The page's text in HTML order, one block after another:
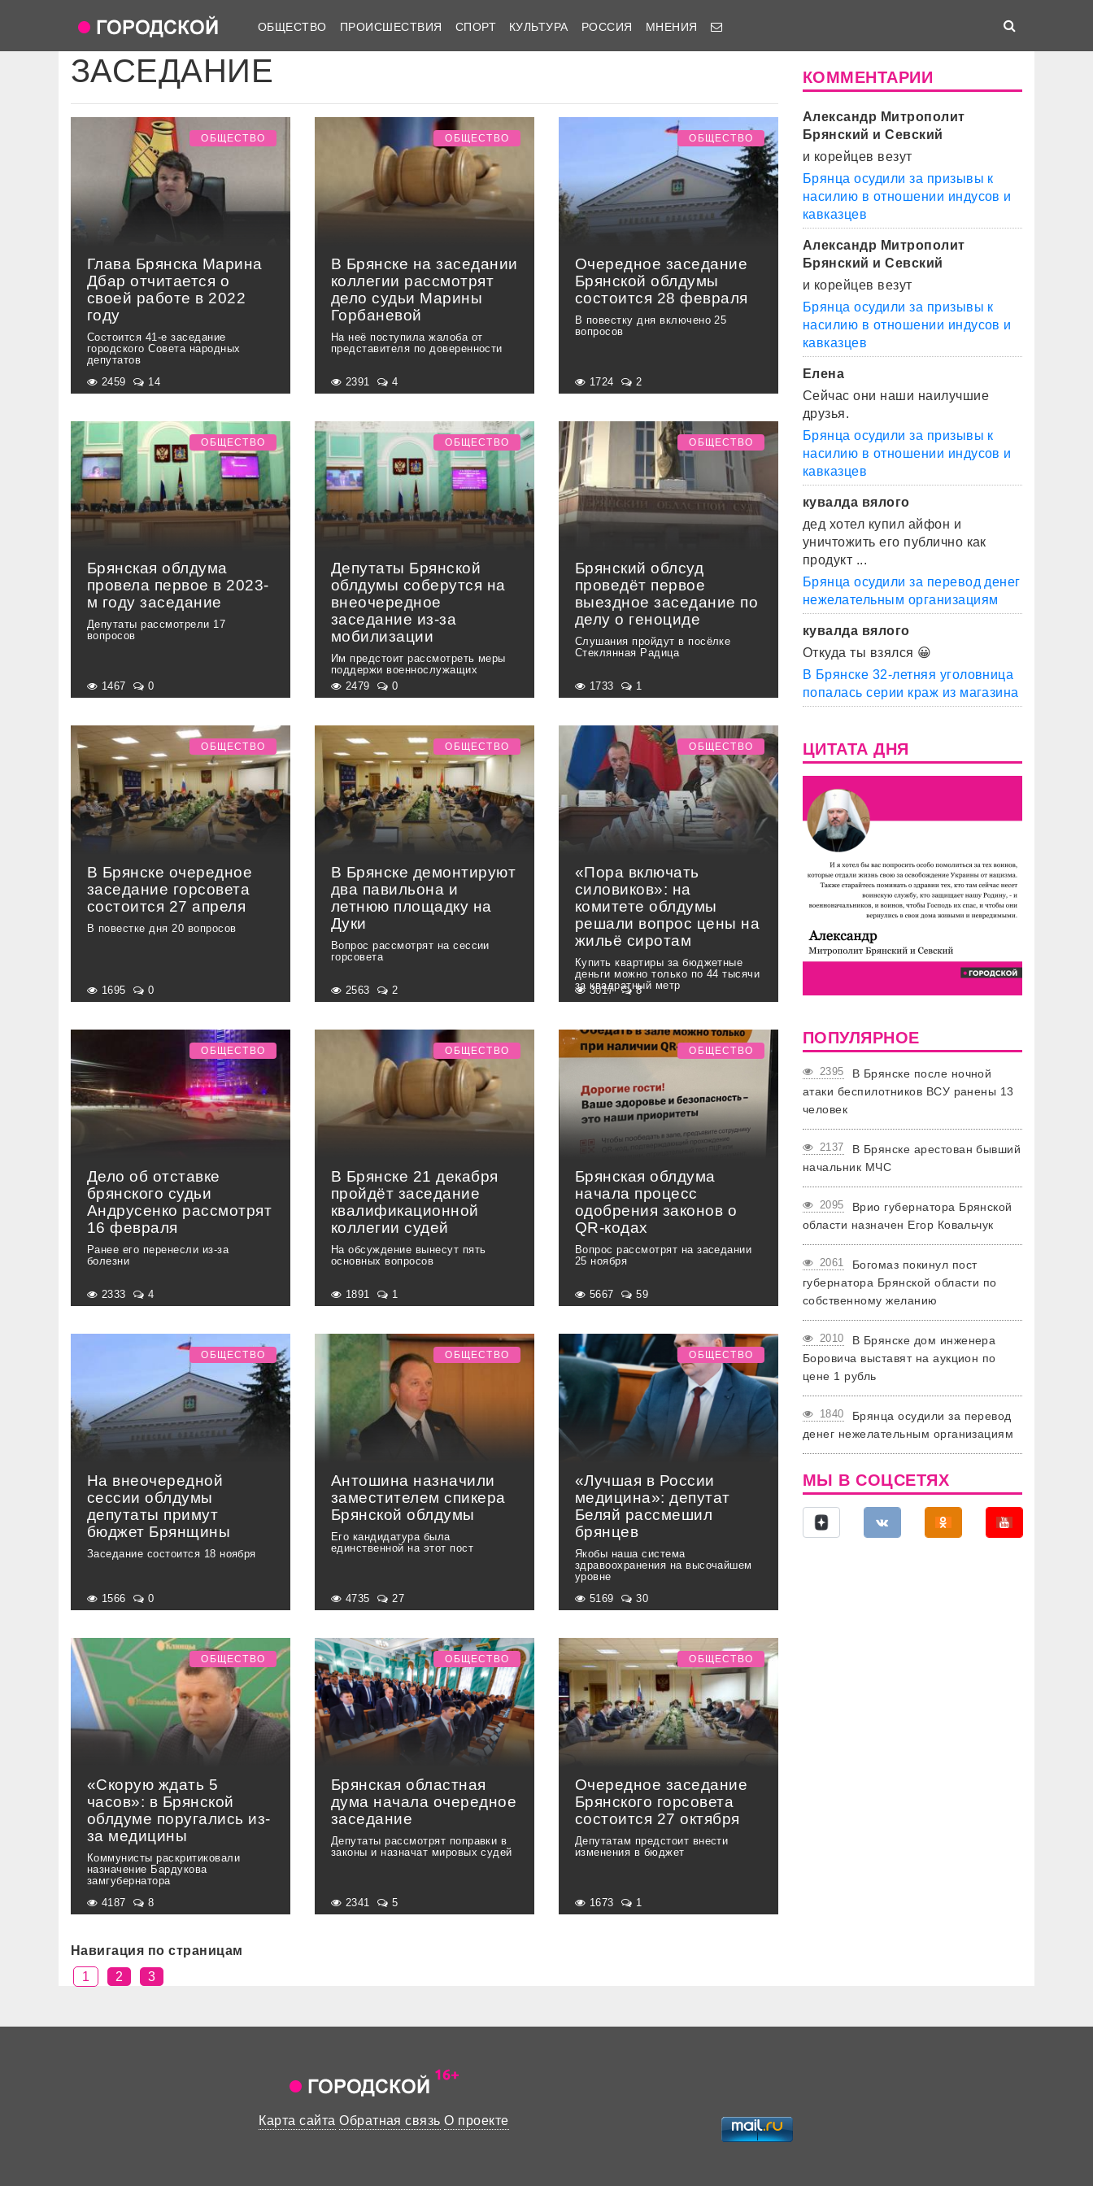
ОБЩЕСТВО ПРОИСШЕСТВИЯ СПОРТ КУЛЬТУРА РОССИЯ МНЕНИЯ
ЗАСЕДАНИЕ
Глава Брянска Марина
Дбар отчитается о
своей работе в 2022
году
Состоится 41-е заседание
городского Совета народных
депутатов
ОБЩЕСТВО
2459 14
В Брянске на заседании
коллегии рассмотрят
дело судьи Марины
Горбаневой
На неё поступила жалоба от
представителя по доверенности
ОБЩЕСТВО
2391 4
Очередное заседание
Брянской облдумы
состоится 28 февраля
В повестку дня включено 25
вопросов
ОБЩЕСТВО
1724 2
Брянская облдума
провела первое в 2023-
м году заседание
Депутаты рассмотрели 17
вопросов
ОБЩЕСТВО
1467 0
Депутаты Брянской
облдумы соберутся на
внеочередное
заседание из-за
мобилизации
Им предстоит рассмотреть меры
поддержи военнослужащих
ОБЩЕСТВО
2479 0
Брянский облсуд
проведёт первое
выездное заседание по
делу о геноциде
Слушания пройдут в посёлке
Стеклянная Радица
ОБЩЕСТВО
1733 1
В Брянске очередное
заседание горсовета
состоится 27 апреля
В повестке дня 20 вопросов
ОБЩЕСТВО
1695 0
В Брянске демонтируют
два павильона и
летнюю площадку на
Дуки
Вопрос рассмотрят на сессии
горсовета
ОБЩЕСТВО
2563 2
«Пора включать
силовиков»: на
комитете облдумы
решали вопрос цены на
жильё сиротам
Купить квартиры за бюджетные
деньги можно только по 44 тысячи
за квадратный метр
ОБЩЕСТВО
3017 8
Дело об отставке
брянского судьи
Андрусенко рассмотрят
16 февраля
Ранее его перенесли из-за
болезни
ОБЩЕСТВО
2333 4
В Брянске 21 декабря
пройдёт заседание
квалификационной
коллегии судей
На обсуждение вынесут пять
основных вопросов
ОБЩЕСТВО
1891 1
Брянская облдума
начала процесс
одобрения законов о
QR-кодах
Вопрос рассмотрят на заседании
25 ноября
ОБЩЕСТВО
5667 59
На внеочередной
сессии облдумы
депутаты примут
бюджет Брянщины
Заседание состоится 18 ноября
ОБЩЕСТВО
1566 0
Антошина назначили
заместителем спикера
Брянской облдумы
Его кандидатура была
единственной на этот пост
ОБЩЕСТВО
4735 27
«Лучшая в России
медицина»: депутат
Беляй рассмешил
брянцев
Якобы наша система
здравоохранения на высочайшем
уровне
ОБЩЕСТВО
5169 30
«Скорую ждать 5
часов»: в Брянской
облдуме поругались из-
за медицины
Коммунисты раскритиковали
назначение Бардукова
замгубернатора
ОБЩЕСТВО
4187 8
Брянская областная
дума начала очередное
заседание
Депутаты рассмотрят поправки в
законы и назначат мировых судей
ОБЩЕСТВО
2341 5
Очередное заседание
Брянского горсовета
состоится 27 октября
Депутатам предстоит внести
изменения в бюджет
ОБЩЕСТВО
1673 1
Навигация по страницам
1
2 3
КОММЕНТАРИИ
Александр Митрополит
Брянский и Севский
и корейцев везут
Брянца осудили за призывы к
насилию в отношении индусов и
кавказцев
Александр Митрополит
Брянский и Севский
и корейцев везут
Брянца осудили за призывы к
насилию в отношении индусов и
кавказцев
Елена
Сейчас они наши наилучшие
друзья.
Брянца осудили за призывы к
насилию в отношении индусов и
кавказцев
кувалда вялого
дед хотел купил айфон и
уничтожить его публично как
продукт ...
Брянца осудили за перевод денег
нежелательным организациям
кувалда вялого
Откуда ты взялся 😀
В Брянске 32-летняя уголовница
попалась серии краж из магазина
ЦИТАТА ДНЯ
ПОПУЛЯРНОЕ
2395
В Брянске после ночной
атаки беспилотников ВСУ ранены 13
человек
2137
В Брянске арестован бывший
начальник МЧС
2095
Врио губернатора Брянской
области назначен Егор Ковальчук
2061
Богомаз покинул пост
губернатора Брянской области по
собственному желанию
2010
В Брянске дом инженера
Боровича выставят на аукцион по
цене 1 рубль
1840
Брянца осудили за перевод
денег нежелательным организациям
МЫ В СОЦСЕТЯХ
Карта сайта Обратная связь О проекте